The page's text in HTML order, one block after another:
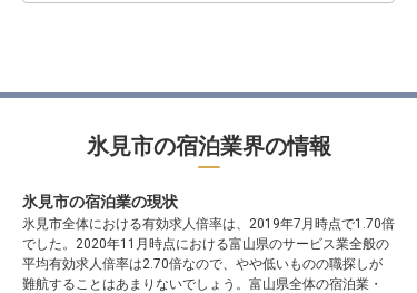
氷見市の宿泊業界の情報
氷見市の宿泊業の現状
氷見市全体における有効求人倍率は、2019年7月時点で1.70倍
でした。2020年11月時点における富山県のサービス業全般の
平均有効求人倍率は2.70倍なので、やや低いものの職探しが
難航することはあまりないでしょう。富山県全体の宿泊業・